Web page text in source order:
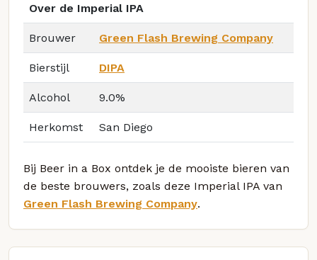
Over de Imperial IPA
Brouwer Green Flash Brewing Company
Bierstijl DIPA
Alcohol 9.0%
Herkomst San Diego
Bij Beer in a Box ontdek je de mooiste bieren van
de beste brouwers, zoals deze Imperial IPA van
Green Flash Brewing Company.